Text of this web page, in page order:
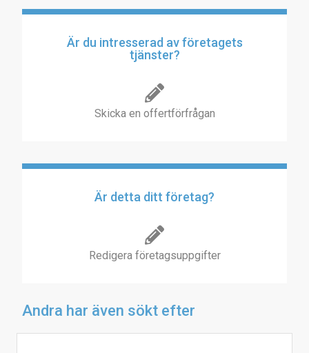
Är du intresserad av företagets
tjänster?
Skicka en offertförfrågan
Är detta ditt företag?
Redigera företagsuppgifter
Andra har även sökt efter